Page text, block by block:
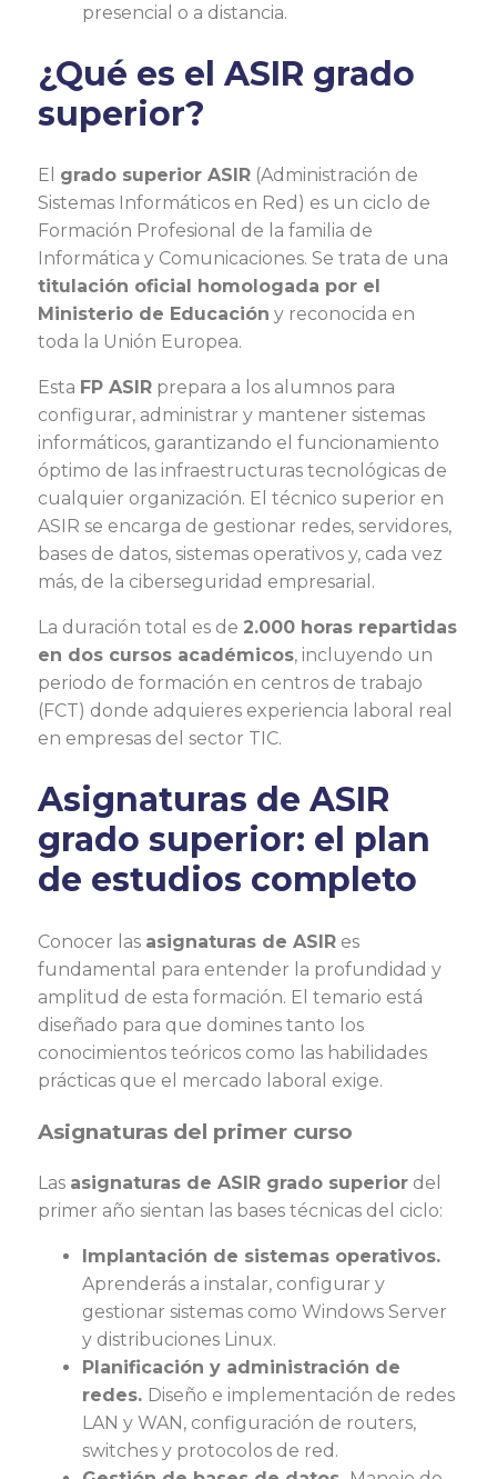
presencial o a distancia.
¿Qué es el ASIR grado
superior?
El grado superior ASIR (Administración de
Sistemas Informáticos en Red) es un ciclo de
Formación Profesional de la familia de
Informática y Comunicaciones. Se trata de una
titulación oficial homologada por el
Ministerio de Educación y reconocida en
toda la Unión Europea.
Esta FP ASIR prepara a los alumnos para
configurar, administrar y mantener sistemas
informáticos, garantizando el funcionamiento
óptimo de las infraestructuras tecnológicas de
cualquier organización. El técnico superior en
ASIR se encarga de gestionar redes, servidores,
bases de datos, sistemas operativos y, cada vez
más, de la ciberseguridad empresarial.
La duración total es de 2.000 horas repartidas
en dos cursos académicos, incluyendo un
periodo de formación en centros de trabajo
(FCT) donde adquieres experiencia laboral real
en empresas del sector TIC.
Asignaturas de ASIR
grado superior: el plan
de estudios completo
Conocer las asignaturas de ASIR es
fundamental para entender la profundidad y
amplitud de esta formación. El temario está
diseñado para que domines tanto los
conocimientos teóricos como las habilidades
prácticas que el mercado laboral exige.
Asignaturas del primer curso
Las asignaturas de ASIR grado superior del
primer año sientan las bases técnicas del ciclo:
Implantación de sistemas operativos.
Aprenderás a instalar, configurar y
gestionar sistemas como Windows Server
y distribuciones Linux.
Planificación y administración de
redes. Diseño e implementación de redes
LAN y WAN, configuración de routers,
switches y protocolos de red.